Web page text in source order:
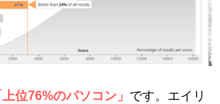
上位76%のパソコン」 です。エイリ